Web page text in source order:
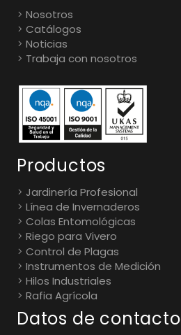
Nosotros
Catálogos
Noticias
Trabaja con nosotros
Productos
Jardinería Profesional
Línea de Invernaderos
Colas Entomológicas
Riego para Vivero
Control de Plagas
Instrumentos de Medición
Hilos Industriales
Rafia Agrícola
Datos de contacto